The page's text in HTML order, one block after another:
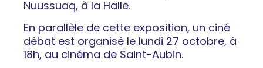
Nuussuaq, à la Halle.
En parallèle de cette exposition, un ciné
débat est organisé le lundi 27 octobre, à
18h, au cinéma de Saint-Aubin.